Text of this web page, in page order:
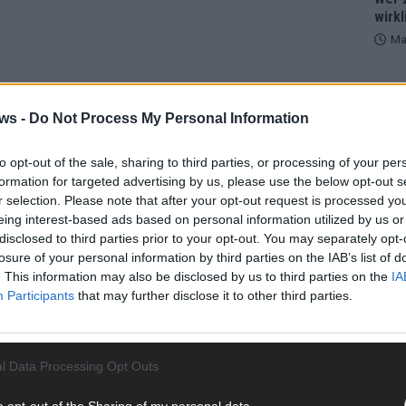
- Do Not Process My Personal Information
opt-out of the sale, sharing to third parties, or processing of your
for targeted advertising by us, please use the below opt-out
selection. Please note that after your opt-out request is processed
interest-based ads based on personal information utilized by us
to third parties prior to your opt-out. You may separately
of your personal information by third parties on the IAB’s list of
This information may also be disclosed by us to third parties on the
Participants that may further disclose it to other third parties.
Data Processing Opt Outs
Fleur der Öffentlichkeit ihren Verlobten, jetzt soll
sein. Wie das TV-Sternchen verkündete, scheiterte
der Stars“-Fluch.
SINGLE SOMMERHAUS VERLOBT AD